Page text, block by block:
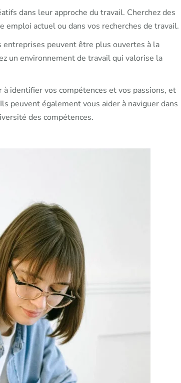
dans leur approche du travail. Cherchez des
actuel ou dans vos recherches de travail.
entreprises peuvent être plus ouvertes à la
un environnement de travail qui valorise la
à identifier vos compétences et vos passions, et
peuvent également vous aider à naviguer dans
des compétences.